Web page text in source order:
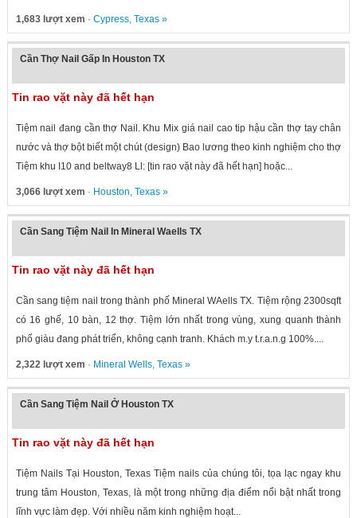
1,683 lượt xem · Cypress, Texas»
Cần Thợ Nail Gấp In Houston TX
Tin rao vặt này đã hết hạn
Tiệm nail đang cần thợ Nail. Khu Mix giá nail cao tip hậu cần thợ tay chân
nước và thợ bột biết một chút (design) Bao lương theo kinh nghiệm cho thợ
Tiệm khu I10 and beltway8 Ll: [tin rao vặt này đã hết hạn] hoặc...
3,066 lượt xem · Houston, Texas»
Cần Sang Tiệm Nail In Mineral Waells TX
Tin rao vặt này đã hết hạn
Cần sang tiệm nail trong thành phố Mineral WAells TX. Tiệm rộng 2300sqft
có 16 ghế, 10 bàn, 12 thợ. Tiệm lớn nhất trong vùng, xung quanh thành
phố giàu đang phát triển, không cạnh tranh. Khách m.y t.r.a.n.g 100%....
2,322 lượt xem · Mineral Wells, Texas»
Cần Sang Tiệm Nail Ở Houston TX
Tin rao vặt này đã hết hạn
Tiệm Nails Tại Houston, Texas Tiệm nails của chúng tôi, tọa lạc ngay khu
trung tâm Houston, Texas, là một trong những địa điểm nổi bật nhất trong
lĩnh vực làm đẹp. Với nhiều năm kinh nghiệm hoạt...